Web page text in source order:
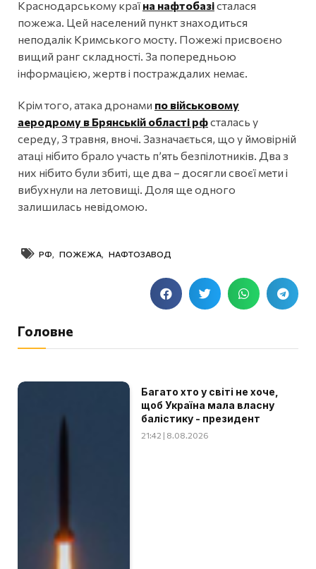
Краснодарському краї на нафтобазісталася
пожежа. Цей населений пункт знаходиться
неподалік Кримського мосту. Пожежі присвоєно
вищий ранг складності. За попередньою
інформацією, жертв і постраждалих немає.
Крім того, атака дронами по військовому
аеродрому в Брянській області рфсталась у
середу, 3 травня, вночі. Зазначається, що у ймовірній
атаці нібито брало участь п’ять безпілотників. Два з
них нібито були збиті, ще два – досягли своєї мети і
вибухнули на летовищі. Доля ще одного
залишилась невідомою.
РФ ПОЖЕЖА НАФТОЗАВОД
Головне
Багато хто у світі не хоче,
щоб Україна мала власну
балістику - президент
21:42 | 8.08.2026